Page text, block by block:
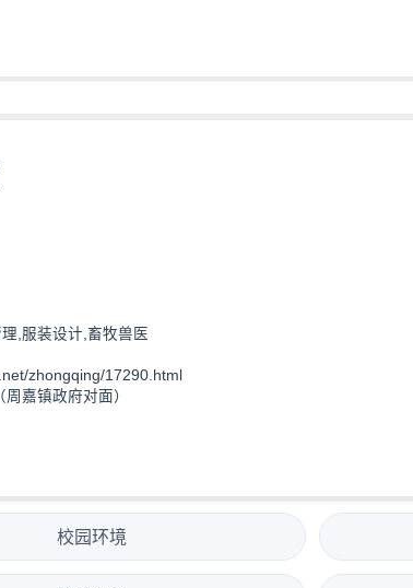
,服装设计,畜牧兽医
zhongqing/17290.html
嘉镇政府对面）
校园环境